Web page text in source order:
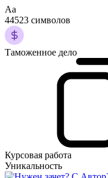
Аа
44523 символов
Таможенное дело
Курсовая работа
Уникальность